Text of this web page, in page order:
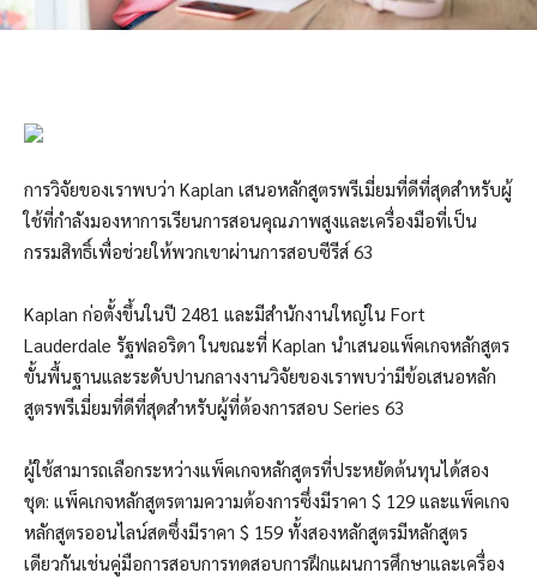
การวิจัยของเราพบว่า Kaplan เสนอหลักสูตรพรีเมี่ยมที่ดีที่สุดสำหรับผู้
ใช้ที่กำลังมองหาการเรียนการสอนคุณภาพสูงและเครื่องมือที่เป็น
กรรมสิทธิ์เพื่อช่วยให้พวกเขาผ่านการสอบซีรีส์ 63
Kaplan ก่อตั้งขึ้นในปี 2481 และมีสำนักงานใหญ่ใน Fort
Lauderdale รัฐฟลอริดาในขณะที่ Kaplan นำเสนอแพ็คเกจหลักสูตร
ขั้นพื้นฐานและระดับปานกลางงานวิจัยของเราพบว่ามีข้อเสนอหลัก
สูตรพรีเมี่ยมที่ดีที่สุดสำหรับผู้ที่ต้องการสอบ Series 63
ผู้ใช้สามารถเลือกระหว่างแพ็คเกจหลักสูตรที่ประหยัดต้นทุนได้สอง
ชุด: แพ็คเกจหลักสูตรตามความต้องการซึ่งมีราคา $ 129 และแพ็คเกจ
หลักสูตรออนไลน์สดซึ่งมีราคา $ 159 ทั้งสองหลักสูตรมีหลักสูตร
เดียวกันเช่นคู่มือการสอบการทดสอบการฝึกแผนการศึกษาและเครื่อง